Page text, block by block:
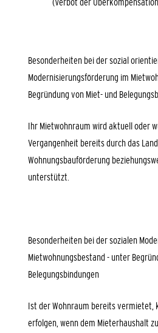
Besonderheiten bei der sozial
Modernisierungsförderung im
Begründung von Miet- und
Ihr Mietwohnraum wird aktuell oder
Vergangenheit bereits durch das
Wohnungsbauförderung
unterstützt.
Besonderheiten bei der sozialen
Mietwohnungsbestand - unter
Belegungsbindungen
Ist der Wohnraum bereits vermietet,
erfolgen, wenn dem Mieterhaushalt